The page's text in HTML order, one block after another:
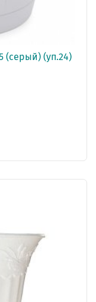
(серый) (уп.24)